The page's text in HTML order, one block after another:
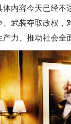
内容今天已经
、武装夺取政权
力、推动社会全